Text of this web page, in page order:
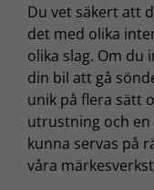
Du vet säkert att
det med olika
olika slag. Om du
din bil att gå
unik på flera sätt
utrustning och
kunna servas på
våra